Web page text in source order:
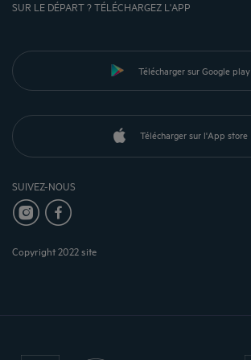
SUR LE DÉPART ? TÉLÉCHARGEZ L'APP
Télécharger sur Google play
Télécharger sur l'App store
SUIVEZ-NOUS
Copyright 2022 site